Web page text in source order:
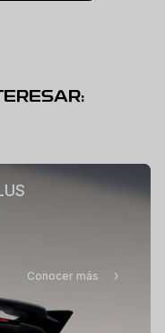
Conocer más